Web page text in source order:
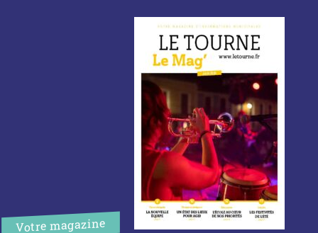
Votre magazine